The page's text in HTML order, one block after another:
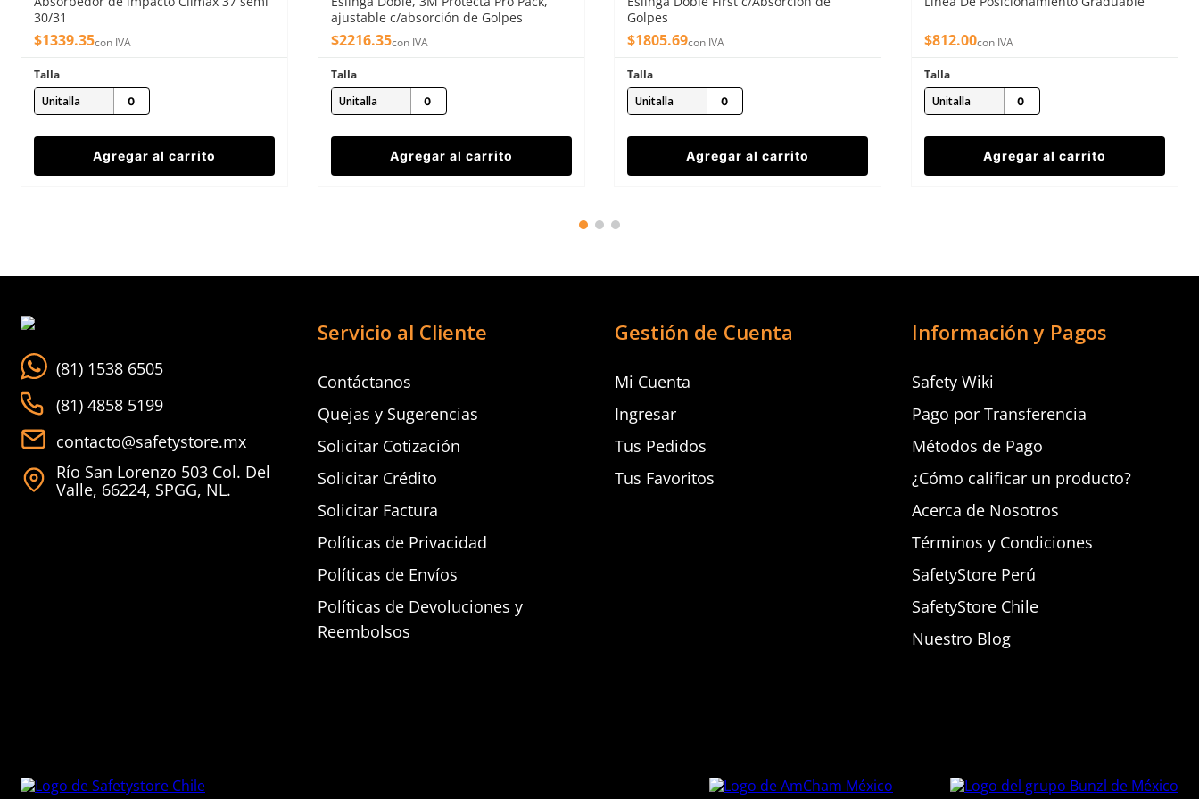
30/31
$1339.35con IVA
Talla
Unitalla
Agregar al carrito
ajustable c/absorción de Golpes
$2216.35con IVA
Talla
Unitalla
Agregar al carrito
Golpes
$1805.69con IVA
Talla
Unitalla
Agregar al carrito
$812.00con IVA
Talla
Unitalla
Agregar al carrito
(81) 1538 6505
(81) 4858 5199
contacto@safetystore.mx
Río San Lorenzo 503 Col. Del
Valle, 66224, SPGG, NL.
Servicio al Cliente
Contáctanos
Quejas y Sugerencias
Solicitar Cotización
Solicitar Crédito
Solicitar Factura
Políticas de Privacidad
Políticas de Envíos
Políticas de Devoluciones y
Reembolsos
Gestión de Cuenta
Mi Cuenta
Ingresar
Tus Pedidos
Tus Favoritos
Información y Pagos
Safety Wiki
Pago por Transferencia
Métodos de Pago
¿Cómo calificar un producto?
Acerca de Nosotros
Términos y Condiciones
SafetyStore Perú
SafetyStore Chile
Nuestro Blog